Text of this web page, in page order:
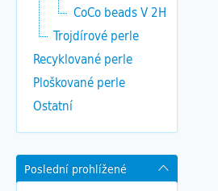
CoCo beads V 2H
Trojdírové perle
Recyklované perle
Ploškované perle
Ostatní
Poslední prohlížené